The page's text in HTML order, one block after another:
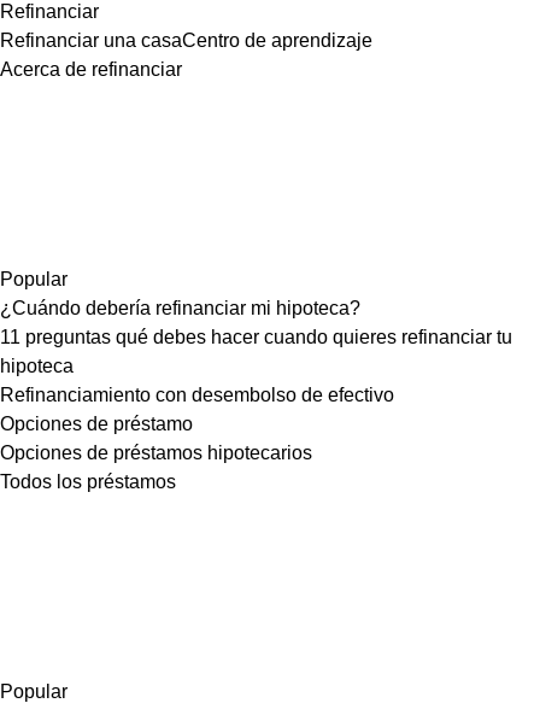
Refinanciar
Refinanciar una casaCentro de aprendizaje
Acerca de refinanciar
Popular
¿Cuándo debería refinanciar mi hipoteca?
11 preguntas qué debes hacer cuando quieres refinanciar tu
hipoteca
Refinanciamiento con desembolso de efectivo
Opciones de préstamo
Opciones de préstamos hipotecarios
Todos los préstamos
Popular